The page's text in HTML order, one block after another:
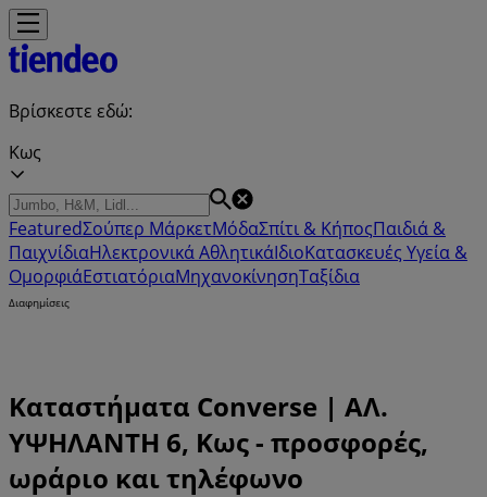
Βρίσκεστε εδώ:
Κως
FeaturedΣούπερ ΜάρκετΜόδαΣπίτι & ΚήποςΠαιδιά &
ΠαιχνίδιαΗλεκτρονικάΑθλητικάΙδιοΚατασκευές Υγεία &
ΟμορφιάΕστιατόριαΜηχανοκίνησηΤαξίδια
Διαφημίσεις
Καταστήματα Converse | ΑΛ.
ΥΨΗΛΑΝΤΗ 6, Κως - προσφορές,
ωράριο και τηλέφωνο